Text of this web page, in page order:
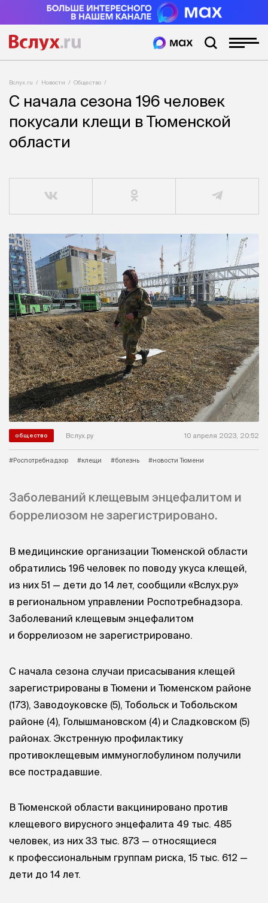
Вслух.ru Новости Общество
С начала сезона 196 человек
покусали клещи в Тюменской
области
общество Вслух.ру 10 апреля 2023, 20:52
#Роспотребнадзор #клещи #болезнь #новости Тюмени
Заболеваний клещевым энцефалитом и
боррелиозом не зарегистрировано.
В медицинские организации Тюменской области
обратились 196 человек по поводу укуса клещей,
из них 51 — дети до 14 лет, сообщили «Вслух.ру»
в региональном управлении Роспотребнадзора.
Заболеваний клещевым энцефалитом
и боррелиозом не зарегистрировано.
С начала сезона случаи присасывания клещей
зарегистрированы в Тюмени и Тюменском районе
(173), Заводоуковске (5), Тобольск и Тобольском
районе (4), Голышмановском (4) и Сладковском (5)
районах. Экстренную профилактику
противоклещевым иммуноглобулином получили
все пострадавшие.
В Тюменской области вакцинировано против
клещевого вирусного энцефалита 49 тыс. 485
человек, из них 33 тыс. 873 — относящиеся
к профессиональным группам риска, 15 тыс. 612 —
дети до 14 лет.